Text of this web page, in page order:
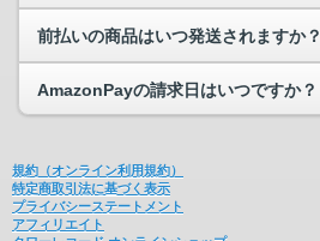
前払いの商品はいつ発送されますか？
AmazonPayの請求日はいつですか？
規約（オンライン利用規約）
特定商取引法に基づく表示
プライバシーステートメント
アフィリエイト